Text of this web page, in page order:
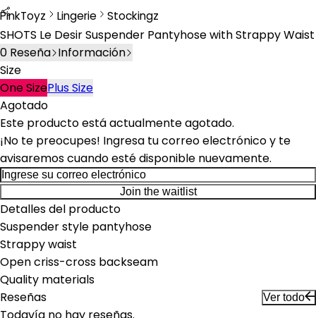
PinkToyz Lingerie
Lingerie
Stockingz
Stockings
SHOTS Le Desir Suspender Pantyhose with Strappy Waist
0 Reseña Información
Size
One SizePlus Size
Agotado
Este producto está actualmente agotado.
¡No te preocupes! Ingresa tu correo electrónico y te
avisaremos cuando esté disponible nuevamente.
Join the waitlist
Detalles del producto
Suspender style pantyhose
Strappy waist
Open criss-cross backseam
Quality materials
Reseñas
Ver todo